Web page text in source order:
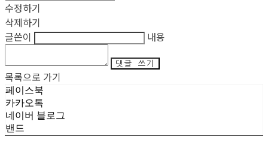
수정하기
삭제하기
글쓴이
내용
댓글 쓰기
목록으로 가기
페이스북
카카오톡
네이버 블로그
밴드